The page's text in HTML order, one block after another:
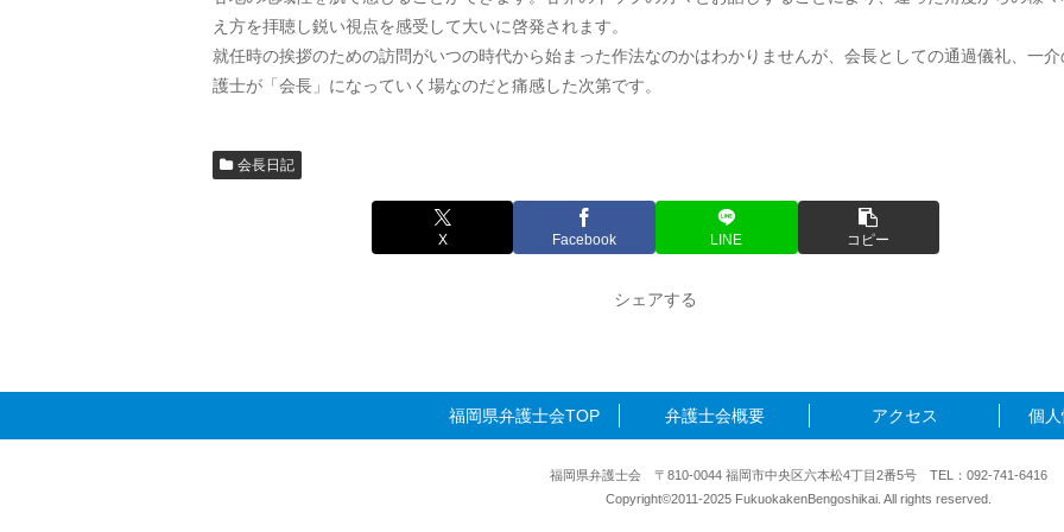
え方を拝聴し鋭い視点を感受して大いに啓発されます。
就任時の挨拶のための訪問がいつの時代から始まった作法なのかはわかりませんが、会長としての通過儀礼、一介
護士が「会長」になっていく場なのだと痛感した次第です。
会長日記
X Facebook LINE コピー
シェアする
福岡県弁護士会TOP 弁護士会概要 アクセス 個
福岡県弁護士会 〒810-0044 福岡市中央区六本松4丁目2番5号 TEL：092-741-6416
Copyright©2011-2025 FukuokakenBengoshikai. All rights reserved.